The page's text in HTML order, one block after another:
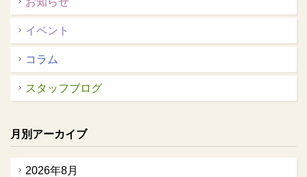
イベント
コラム
スタッフブログ
月別アーカイブ
2026年8月